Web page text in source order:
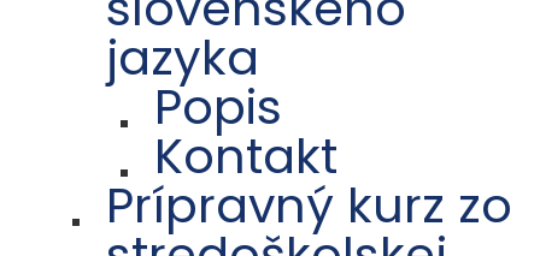
jazyka
Popis
Kontakt
Prípravný kurz zo